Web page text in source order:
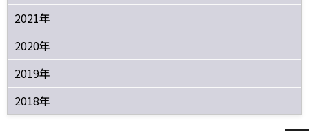
2021年
2020年
2019年
2018年